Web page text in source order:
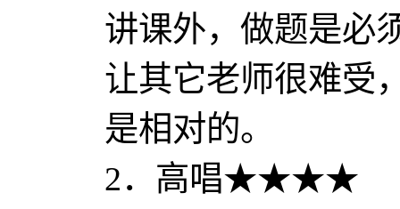
讲课外，做题是必
让其它老师很难受
是相对的。
2．高唱★★★★